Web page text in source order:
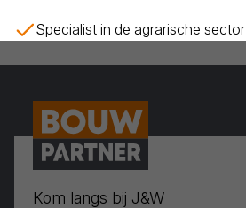
Specialist in de agrarische sector
Kom langs bij J&W